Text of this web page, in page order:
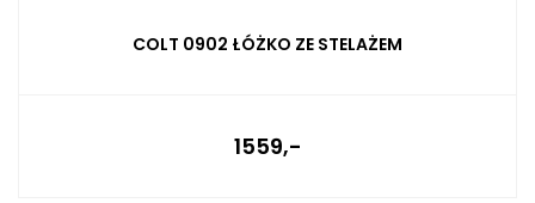
COLT 0902 ŁÓŻKO ZE STELAŻEM
1559,-